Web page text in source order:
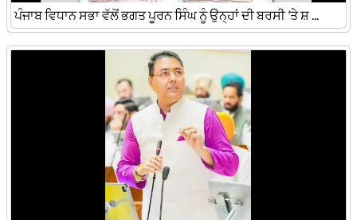
ਪੰਜਾਬ ਵਿਧਾਨ ਸਭਾ ਵੱਲੋਂ ਭਗਤ ਪੂਰਨ ਸਿੰਘ ਨੂੰ ਉਨ੍ਹਾਂ ਦੀ ਬਰਸੀ ’ਤੇ ਸ਼ ...